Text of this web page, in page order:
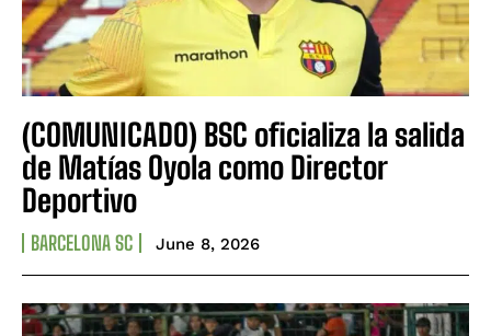
(COMUNICADO) BSC oficializa la salida
de Matías Oyola como Director
Deportivo
BARCELONA SC June 8, 2026